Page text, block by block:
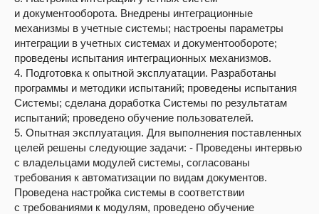
и документооборота. Внедрены интеграционные
механизмы в учетные системы; настроены параметры
интеграции в учетных системах и документообороте;
проведены испытания интеграционных механизмов.
4. Подготовка к опытной эксплуатации. Разработаны
программы и методики испытаний; проведены испытания
Системы; сделана доработка Системы по результатам
испытаний; проведено обучение пользователей.
5. Опытная эксплуатация. Для выполнения поставленных
целей решены следующие задачи: - Проведены интервью
с владельцами модулей системы, согласованы
требования к автоматизации по видам документов.
Проведена настройка системы в соответствии
с требованиями к модулям, проведено обучение